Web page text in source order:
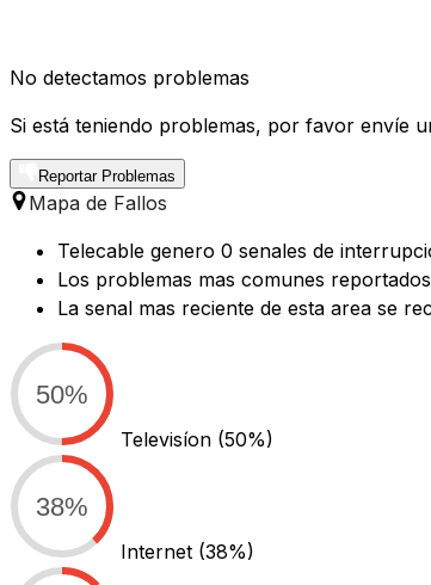
No detectamos problemas
Si está teniendo problemas, por favor envíe
Reportar Problemas
Mapa de Fallos
Telecable genero 0 senales de
Los problemas mas comunes
La senal mas reciente de esta area se
50%
Televisíon (50%)
38%
Internet (38%)